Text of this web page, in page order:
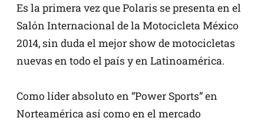
Es la primera vez que Polaris se presenta en el
Salón Internacional de la Motocicleta México
2014, sin duda el mejor show de motocicletas
nuevas en todo el país y en Latinoamérica.
Como líder absoluto en “Power Sports” en
Norteamérica así como en el mercado